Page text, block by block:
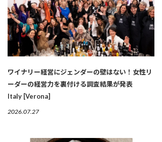
ワイナリー経営にジェンダーの壁はない！女性リ
ーダーの経営力を裏付ける調査結果が発表
Italy [Verona]
2026.07.27